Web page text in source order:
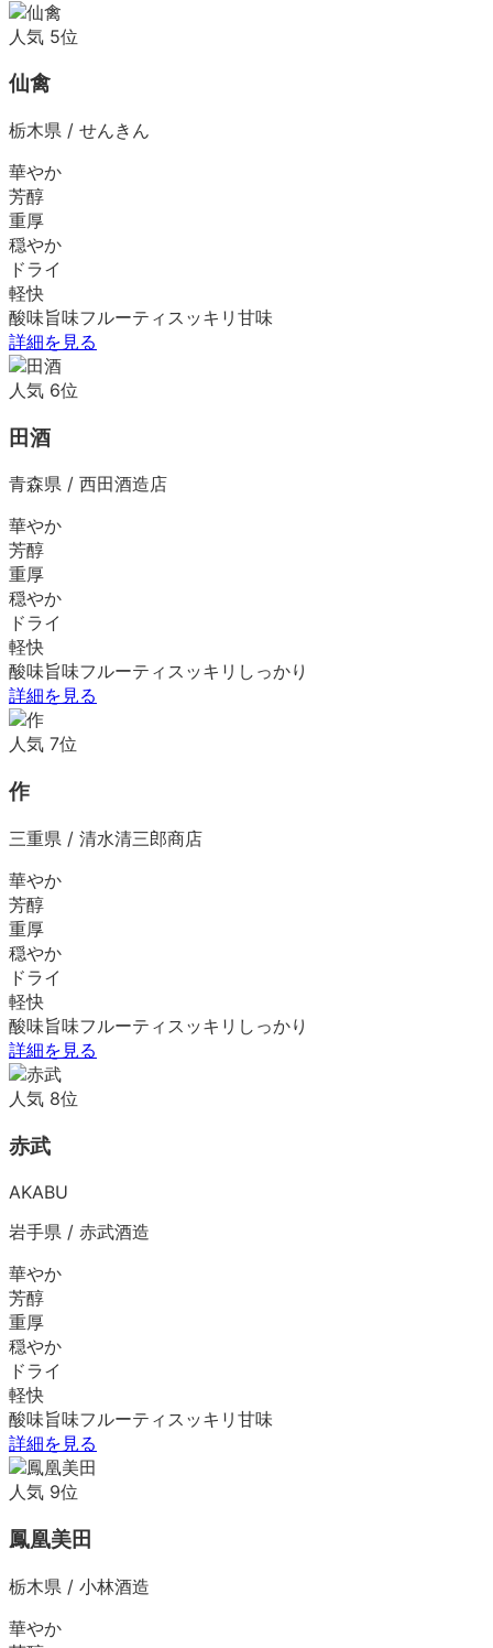
人気 5位
仙禽
栃木県 / せんきん
華やか
芳醇
重厚
穏やか
ドライ
軽快
酸味旨味フルーティ スッキリ 甘味
詳細を見る
人気 6位
田酒
青森県 / 西田酒造店
華やか
芳醇
重厚
穏やか
ドライ
軽快
酸味旨味フルーティ スッキリ しっかり
詳細を見る
人気 7位
作
三重県 / 清水清三郎商店
華やか
芳醇
重厚
穏やか
ドライ
軽快
酸味旨味フルーティ スッキリ しっかり
詳細を見る
人気 8位
赤武
AKABU
岩手県 / 赤武酒造
華やか
芳醇
重厚
穏やか
ドライ
軽快
酸味旨味フルーティ スッキリ 甘味
詳細を見る
人気 9位
鳳凰美田
栃木県 / 小林酒造
華やか